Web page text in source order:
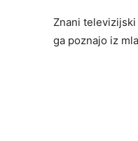
Znani
ga poznajo iz